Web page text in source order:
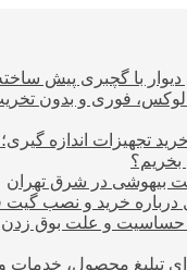
دیوار با گچبری پیش
فوری و بدون
تجهیزات اندازه
بخریم؟
بیهوشی در شرق تهران
درباره خرید و نصب گیت
حساسیت و علت بوق زدن
تبلیغ محصول، خدمات